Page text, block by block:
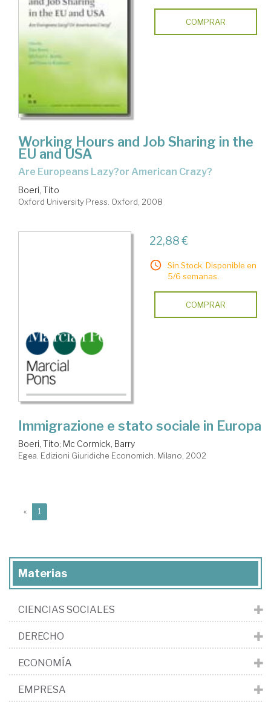
COMPRAR
Working Hours and Job Sharing in the
EU and USA
Are Europeans Lazy?or American Crazy?
Boeri, Tito
Oxford University Press. Oxford, 2008
22,88 €
Sin Stock. Disponible en
5/6 semanas.
COMPRAR
Immigrazione e stato sociale in Europa
Boeri, Tito; Mc Cormick, Barry
Egea. Edizioni Giuridiche Economich. Milano, 2002
« 1
Materias
CIENCIAS SOCIALES
DERECHO
ECONOMÍA
EMPRESA